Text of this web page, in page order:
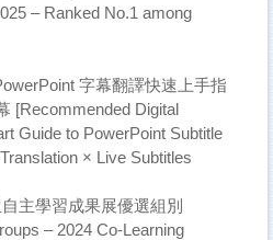
– Ranked No.1 among
字幕翻譯快速上手指
[Recommended Digital
Guide to PowerPoint Subtitle
× Live Subtitles
主學習成果展優選組別
– 2024 Co-Learning